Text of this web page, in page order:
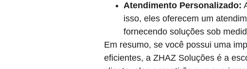
Atendimento Personalizado:
isso, eles oferecem um
fornecendo soluções sob
Em resumo, se você possui uma
eficientes, a ZHAZ Soluções é a